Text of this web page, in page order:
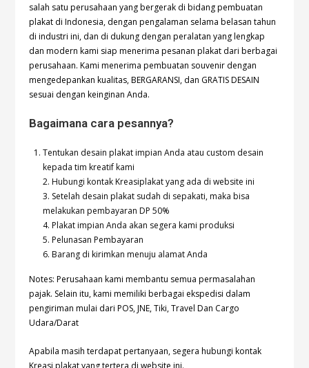
salah satu perusahaan yang bergerak di bidang pembuatan
plakat di Indonesia, dengan pengalaman selama belasan tahun
di industri ini, dan di dukung dengan peralatan yang lengkap
dan modern kami siap menerima pesanan plakat dari berbagai
perusahaan. Kami menerima pembuatan souvenir dengan
mengedepankan kualitas, BERGARANSI, dan GRATIS DESAIN
sesuai dengan keinginan Anda.
Bagaimana cara pesannya?
Tentukan desain plakat impian Anda atau custom desain
kepada tim kreatif kami
2. Hubungi kontak Kreasiplakat yang ada di website ini
3. Setelah desain plakat sudah di sepakati, maka bisa
melakukan pembayaran DP 50%
4. Plakat impian Anda akan segera kami produksi
5. Pelunasan Pembayaran
6. Barang di kirimkan menuju alamat Anda
Notes: Perusahaan kami membantu semua permasalahan
pajak. Selain itu, kami memiliki berbagai ekspedisi dalam
pengiriman mulai dari POS, JNE, Tiki, Travel Dan Cargo
Udara/Darat
Apabila masih terdapat pertanyaan, segera hubungi kontak